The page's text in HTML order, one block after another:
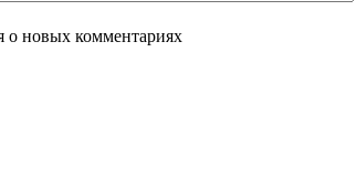
о новых комментариях